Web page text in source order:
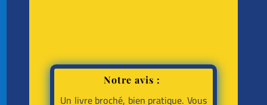
Notre avis :
Un livre broché, bien pratique. Vous